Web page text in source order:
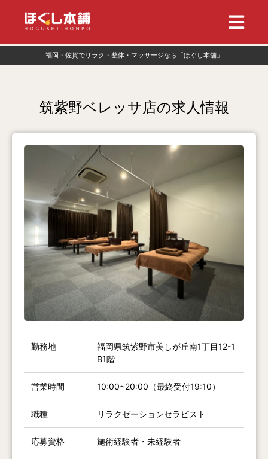
福岡・佐賀でリラク・整体・マッサージなら「ほぐし本舗」
筑紫野ベレッサ店の求人情報
勤務地
福岡県筑紫野市美しが丘南1丁目12-1
B1階
営業時間 10:00~20:00（最終受付19:10）
職種 リラクゼーションセラピスト
応募資格 施術経験者・未経験者